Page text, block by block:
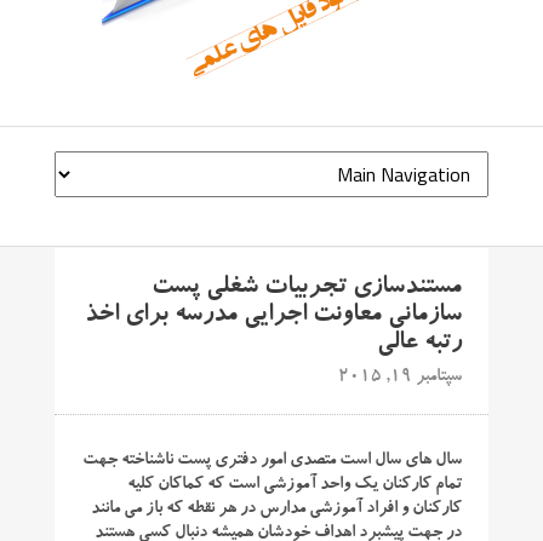
مستندسازی تجربیات شغلی پست
سازمانی معاونت اجرایی مدرسه برای اخذ
رتبه عالی
سپتامبر 19, 2015
سال های سال است متصدی امور دفتری پست ناشناخته جهت
تمام کارکنان یک واحد آموزشی است که کماکان کلیه
کارکنان و افراد آموزشی مدارس در هر نقطه که باز می مانند
در جهت پیشبرد اهداف خودشان همیشه دنبال کسی هستند